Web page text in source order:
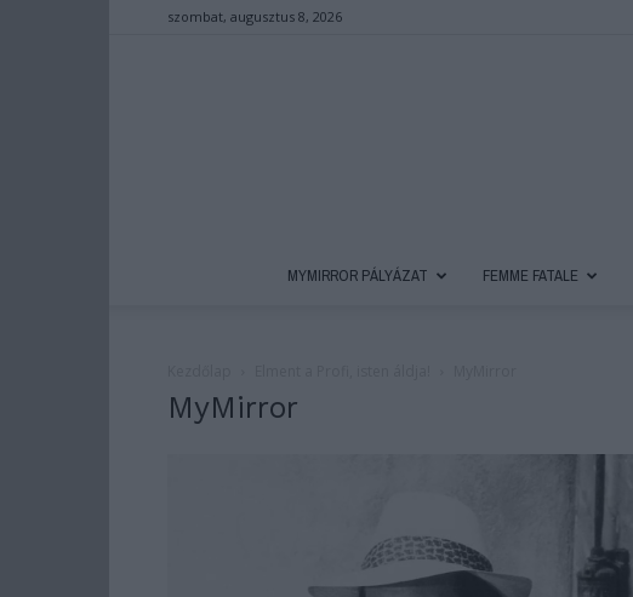
szombat, augusztus 8, 2026
MYMIRROR PÁLYÁZAT FEMME FATALE
MyMirror